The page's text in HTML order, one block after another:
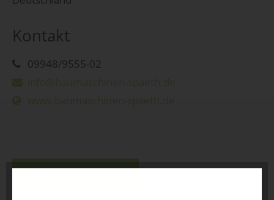
Kontakt
09948/9555-02